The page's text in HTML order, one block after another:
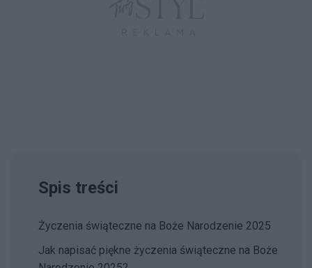
Spis treści
Życzenia świąteczne na Boże Narodzenie 2025
Jak napisać piękne życzenia świąteczne na Boże